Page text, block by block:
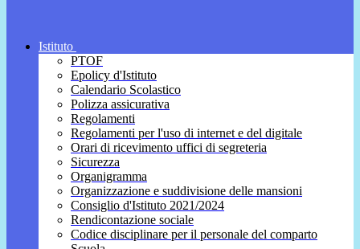
Istituto
PTOF
Epolicy d'Istituto
Calendario Scolastico
Polizza assicurativa
Regolamenti
Regolamenti per l'uso di internet e del digitale
Orari di ricevimento uffici di segreteria
Sicurezza
Organigramma
Organizzazione e suddivisione delle mansioni
Consiglio d'Istituto 2021/2024
Rendicontazione sociale
Codice disciplinare per il personale del comparto